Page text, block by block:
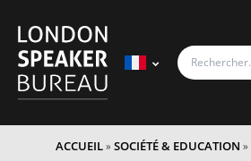
ACCUEIL» SOCIÉTÉ & EDUCATION »